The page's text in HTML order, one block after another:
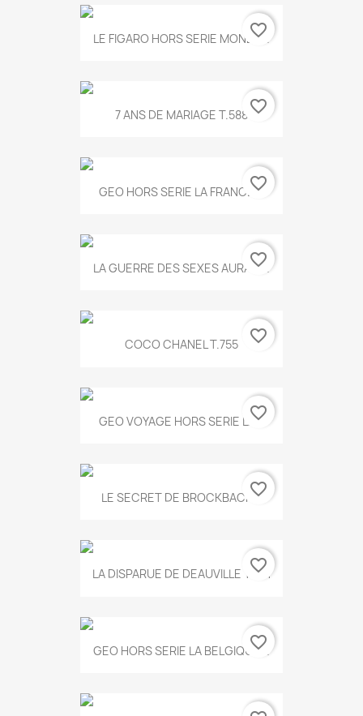
LE FIGARO HORS SERIE MONET...
favorite_border
7 ANS DE MARIAGE T.588 favorite_border
GEO HORS SERIE LA FRANCE...
favorite_border
LA GUERRE DES SEXES AURA T...
favorite_border
COCO CHANEL T.755 favorite_border
GEO VOYAGE HORS SERIE LA...
favorite_border
LE SECRET DE BROCKBACK...
favorite_border
LA DISPARUE DE DEAUVILLE T.551
favorite_border
GEO HORS SERIE LA BELGIQUE...
favorite_border